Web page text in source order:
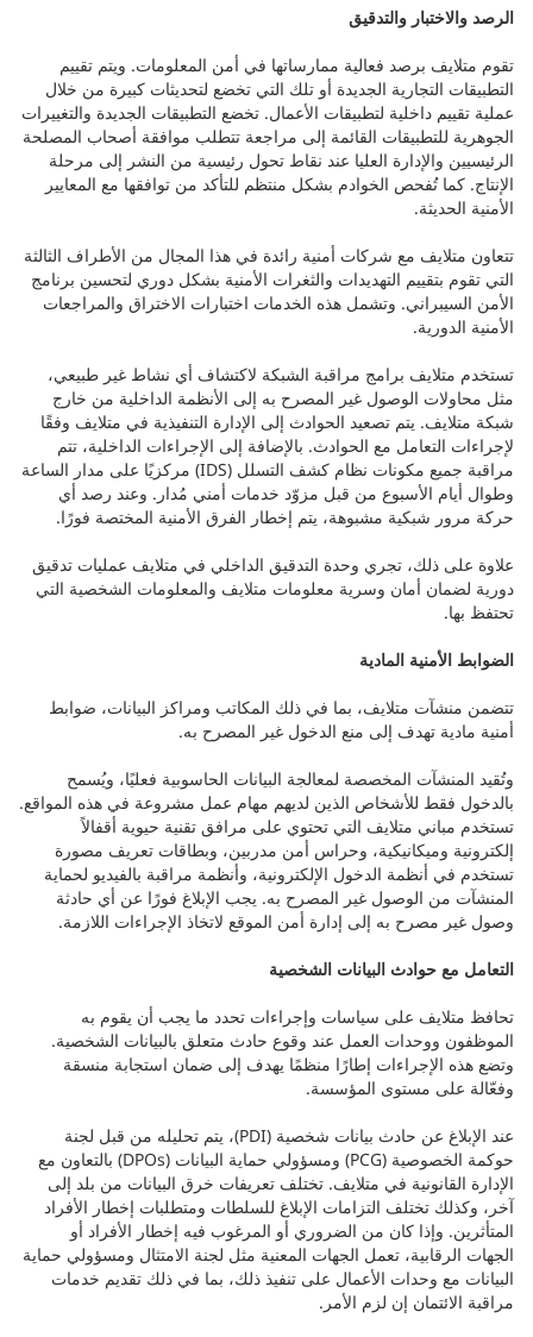
الرصد والاختبار والتدقيق
تقوم متلايف برصد فعالية ممارساتها في أمن المعلومات. ويتم تقييم
التطبيقات التجارية الجديدة أو تلك التي تخضع لتحديثات كبيرة من خلال
عملية تقييم داخلية لتطبيقات الأعمال. تخضع التطبيقات الجديدة والتغييرات
الجوهرية للتطبيقات القائمة إلى مراجعة تتطلب موافقة أصحاب المصلحة
الرئيسيين والإدارة العليا عند نقاط تحول رئيسية من النشر إلى مرحلة
الإنتاج. كما تُفحص الخوادم بشكل منتظم للتأكد من توافقها مع المعايير
الأمنية الحديثة.
تتعاون متلايف مع شركات أمنية رائدة في هذا المجال من الأطراف الثالثة
التي تقوم بتقييم التهديدات والثغرات الأمنية بشكل دوري لتحسين برنامج
الأمن السيبراني. وتشمل هذه الخدمات اختبارات الاختراق والمراجعات
الأمنية الدورية.
تستخدم متلايف برامج مراقبة الشبكة لاكتشاف أي نشاط غير طبيعي،
مثل محاولات الوصول غير المصرح به إلى الأنظمة الداخلية من خارج
شبكة متلايف. يتم تصعيد الحوادث إلى الإدارة التنفيذية في متلايف وفقًا
لإجراءات التعامل مع الحوادث. بالإضافة إلى الإجراءات الداخلية، تتم
مراقبة جميع مكونات نظام كشف التسلل (IDS) مركزيًا على مدار الساعة
وطوال أيام الأسبوع من قبل مزوّد خدمات أمني مُدار. وعند رصد أي
حركة مرور شبكية مشبوهة، يتم إخطار الفرق الأمنية المختصة فورًا.
علاوة على ذلك، تجري وحدة التدقيق الداخلي في متلايف عمليات تدقيق
دورية لضمان أمان وسرية معلومات متلايف والمعلومات الشخصية التي
تحتفظ بها.
الضوابط الأمنية المادية
تتضمن منشآت متلايف، بما في ذلك المكاتب ومراكز البيانات، ضوابط
أمنية مادية تهدف إلى منع الدخول غير المصرح به.
وتُقيد المنشآت المخصصة لمعالجة البيانات الحاسوبية فعليًا، ويُسمح
بالدخول فقط للأشخاص الذين لديهم مهام عمل مشروعة في هذه المواقع.
تستخدم مباني متلايف التي تحتوي على مرافق تقنية حيوية أقفالاً
إلكترونية وميكانيكية، وحراس أمن مدربين، وبطاقات تعريف مصورة
تستخدم في أنظمة الدخول الإلكترونية، وأنظمة مراقبة بالفيديو لحماية
المنشآت من الوصول غير المصرح به. يجب الإبلاغ فورًا عن أي حادثة
وصول غير مصرح به إلى إدارة أمن الموقع لاتخاذ الإجراءات اللازمة.
التعامل مع حوادث البيانات الشخصية
تحافظ متلايف على سياسات وإجراءات تحدد ما يجب أن يقوم به
الموظفون ووحدات العمل عند وقوع حادث متعلق بالبيانات الشخصية.
وتضع هذه الإجراءات إطارًا منظمًا يهدف إلى ضمان استجابة منسقة
وفعّالة على مستوى المؤسسة.
عند الإبلاغ عن حادث بيانات شخصية (PDI)، يتم تحليله من قبل لجنة
حوكمة الخصوصية (PCG) ومسؤولي حماية البيانات (DPOs) بالتعاون مع
الإدارة القانونية في متلايف. تختلف تعريفات خرق البيانات من بلد إلى
آخر، وكذلك تختلف التزامات الإبلاغ للسلطات ومتطلبات إخطار الأفراد
المتأثرين. وإذا كان من الضروري أو المرغوب فيه إخطار الأفراد أو
الجهات الرقابية، تعمل الجهات المعنية مثل لجنة الامتثال ومسؤولي حماية
البيانات مع وحدات الأعمال على تنفيذ ذلك، بما في ذلك تقديم خدمات
مراقبة الائتمان إن لزم الأمر.